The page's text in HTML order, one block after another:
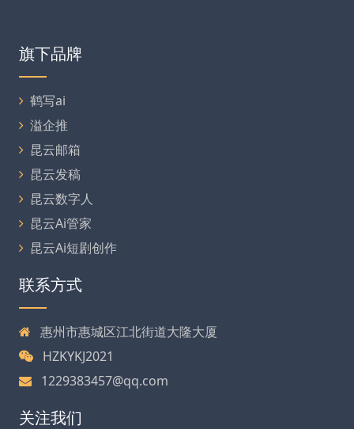
旗下品牌
鹤写ai
溢企推
昆云邮箱
昆云发稿
昆云数字人
昆云Ai管家
昆云Ai短剧创作
联系方式
惠州市惠城区江北街道大隆大厦
HZKYKJ2021
1229383457@qq.com
关注我们